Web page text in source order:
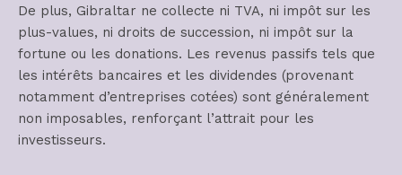
De plus, Gibraltar ne collecte ni TVA, ni impôt sur les
plus-values, ni droits de succession, ni impôt sur la
fortune ou les donations. Les revenus passifs tels que
les intérêts bancaires et les dividendes (provenant
notamment d’entreprises cotées) sont généralement
non imposables, renforçant l’attrait pour les
investisseurs.